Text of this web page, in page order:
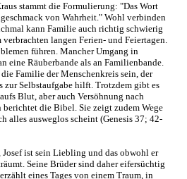
stammt die Formulierung: "Das Wort
von Wahrheit." Wohl verbinden
kann Familie auch richtig schwierig
verbrachten langen Ferien- und Feiertagen.
führen. Mancher Umgang in
eine Räuberbande als an Familienbande.
Familie der Menschenkreis sein, der
zur Selbstaufgabe hilft. Trotzdem gibt es
Blut, aber auch Versöhnung nach
die Bibel. Sie zeigt zudem Wege
alles ausweglos scheint (Genesis 37; 42-
Josef ist sein Liebling und das obwohl er
Seine Brüder sind daher eifersüchtig
eines Tages von einem Traum, in